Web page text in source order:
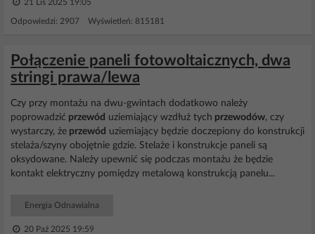
21 Lis 2025 19:05
Odpowiedzi: 2907 Wyświetleń: 815181
Połączenie paneli fotowoltaicznych, dwa
stringi prawa/lewa
Czy przy montażu na dwu-gwintach dodatkowo należy
poprowadzić przewód uziemiający wzdłuż tych przewodów, czy
wystarczy, że przewód uziemiający będzie doczepiony do konstrukcji
stelaża/szyny obojętnie gdzie. Stelaże i konstrukcje paneli są
oksydowane. Należy upewnić się podczas montażu że będzie
kontakt elektryczny pomiędzy metalową konstrukcją panelu...
Energia Odnawialna
20 Paź 2025 19:59